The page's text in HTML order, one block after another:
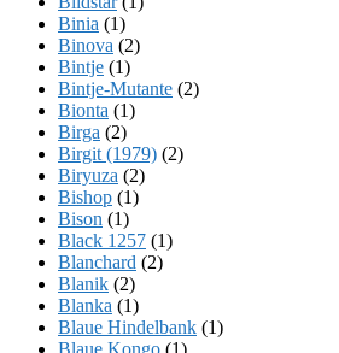
Binia (1)
Binova (2)
Bintje (1)
Bintje-Mutante (2)
Bionta (1)
Birga (2)
Birgit (1979) (2)
Biryuza (2)
Bishop (1)
Bison (1)
Black 1257 (1)
Blanchard (2)
Blanik (2)
Blanka (1)
Blaue Hindelbank (1)
Blaue Kongo (1)